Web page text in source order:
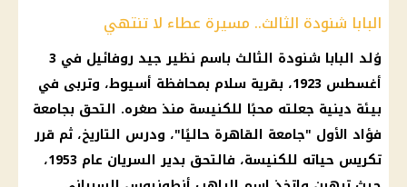
البابا شنودة الثالث.. مسيرة عطاء لا تنتهي
وُلد البابا شنودة الثالث باسم نظير جيد روفائيل في 3
أغسطس 1923، بقرية سلام بمحافظة أسيوط، وتربى في
بيئة دينية جعلته محبًا للكنيسة منذ صغره. التحق بجامعة
فؤاد الأول "جامعة القاهرة حاليًا"، ودرس التاريخ، ثم قرر
تكريس حياته للكنيسة، فالتحق بدير السريان عام 1953،